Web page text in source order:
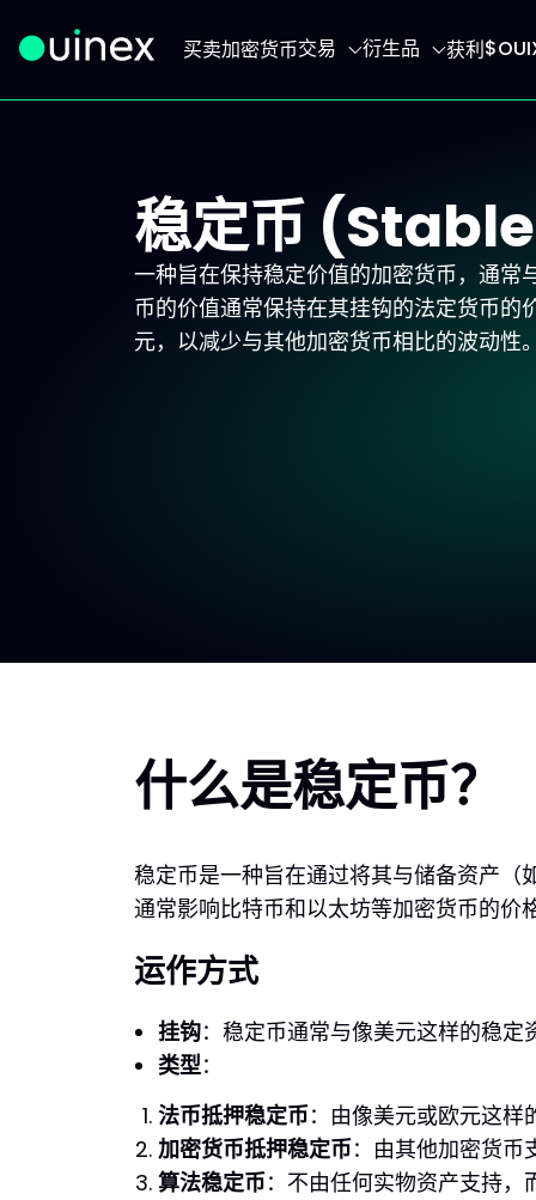
买卖加密货币交易 衍生品 获利
稳定币
一种旨在保持稳定价值的加密货币，通常
币的价值通常保持在其挂钩的法定货币的
元，以减少与其他加密货币相比的波动性
什么是稳定币？
稳定币是一种旨在通过将其与储备资产
通常影响比特币和以太坊等加密货币的价
运作方式
挂钩：稳定币通常与像美元这样的稳定
类型：
法币抵押稳定币：由像美元或欧元这样
加密货币抵押稳定币：由其他加密货币
算法稳定币：不由任何实物资产支持